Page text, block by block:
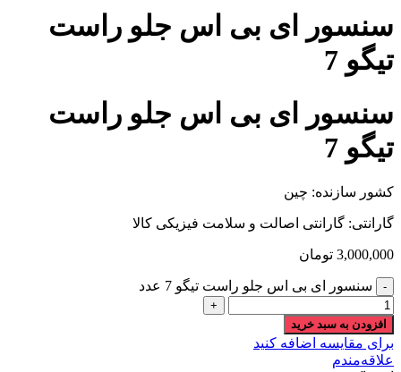
سنسور ای بی اس جلو راست
تیگو 7
سنسور ای بی اس جلو راست
تیگو 7
کشور سازنده: چین
گارانتی: گارانتی اصالت و سلامت فیزیکی کالا
3,000,000 تومان
سنسور ای بی اس جلو راست تیگو 7 عدد
افزودن به سبد خرید
برای مقایسه اضافه کنید
علاقه‌مندم